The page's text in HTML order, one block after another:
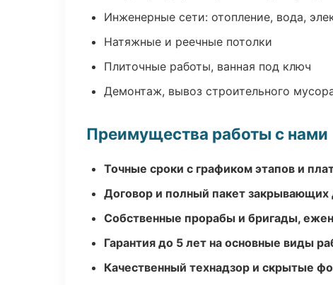
Инженерные сети: отопление, вода,
Натяжные и реечные потолки
Плиточные работы, ванная под ключ
Демонтаж, вывоз строительного
Преимущества работы с нами
Точные сроки с графиком этапов и
Договор и полный пакет закрывающих
Собственные прорабы и бригады,
Гарантия до 5 лет на основные виды
Качественный технадзор и скрытые